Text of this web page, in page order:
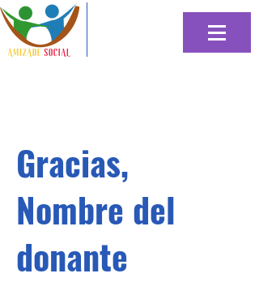
Gracias,
Nombre del
donante